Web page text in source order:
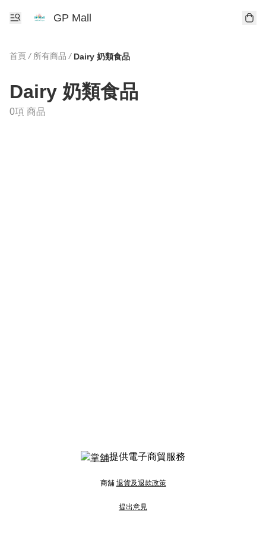
GP Mall
首頁 / 所有商品 / Dairy 奶類食品
Dairy 奶類食品
0項 商品
提供電子商貿服務
商舖 退貨及退款政策
提出意見